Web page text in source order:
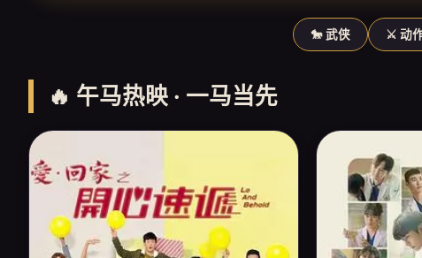
🐎 武侠 ⚔️ 动
🔥 午马热映 · 一马当先